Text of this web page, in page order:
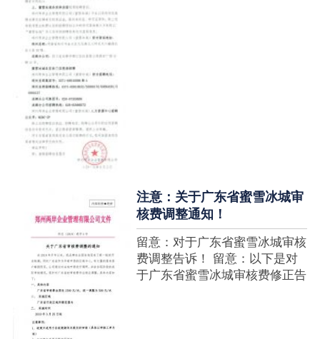
注意：关于广东省蜜雪冰城审
核费调整通知！
留意：对于广东省蜜雪冰城审核
费调整告诉！ 留意：以下是对
于广东省蜜雪冰城审核费修正告